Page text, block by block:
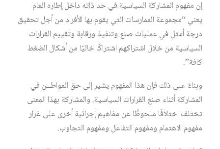
إن مفهوم المشاركة السياسية في حد ذاته داخل إطاره العام
يعني “مجموعة الممارسات التي يقوم بها الأفراد من أجل تحقيق
درجة أمثل في عمليات صنع وتنفيذ ورقابة وتقييم القرارات
السياسية من خلال اشتراكهم اشتراكًا خاليًا من أشكال الضغط
كافة”.
وبناءً على ذلك فإن هذا المفهوم يشير إلى حق المواطــن في
المشاركة أثناء صنع القرارات السياسية. والمشاركة بهذا المعنى
تختلف اختلافًا ملحوظًا عن مفاهيم إجرائية أخرى على غرار
مفهوم الاهتمام ومفهوم التفاعل ومفهوم التجاوب.